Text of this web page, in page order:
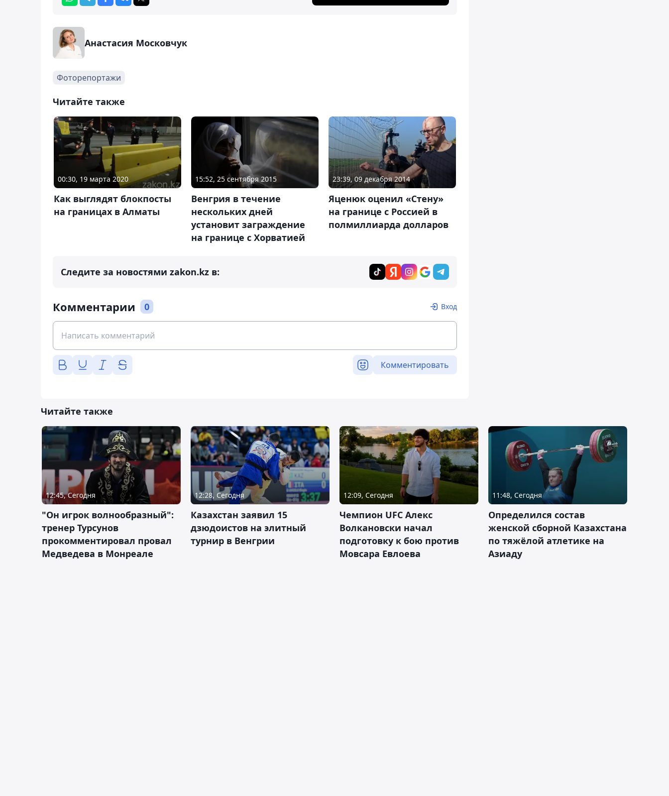
Анастасия Московчук
Фоторепортажи
Читайте также
00:30, 19 марта 2020
Как выглядят блокпосты
на границах в Алматы
15:52, 25 сентября 2015
Венгрия в течение
нескольких дней
установит заграждение
на границе с Хорватией
23:39, 09 декабря 2014
Яценюк оценил «Стену»
на границе с Россией в
полмиллиарда долларов
Следите за новостями zakon.kz в:
Комментарии 0 Вход
Комментировать
Читайте также
12:45, Сегодня
"Он игрок волнообразный":
тренер Турсунов
прокомментировал провал
Медведева в Монреале
12:28, Сегодня
Казахстан заявил 15
дзюдоистов на элитный
турнир в Венгрии
12:09, Сегодня
Чемпион UFC Алекс
Волкановски начал
подготовку к бою против
Мовсара Евлоева
11:48, Сегодня
Определился состав
женской сборной Казахстана
по тяжёлой атлетике на
Азиаду